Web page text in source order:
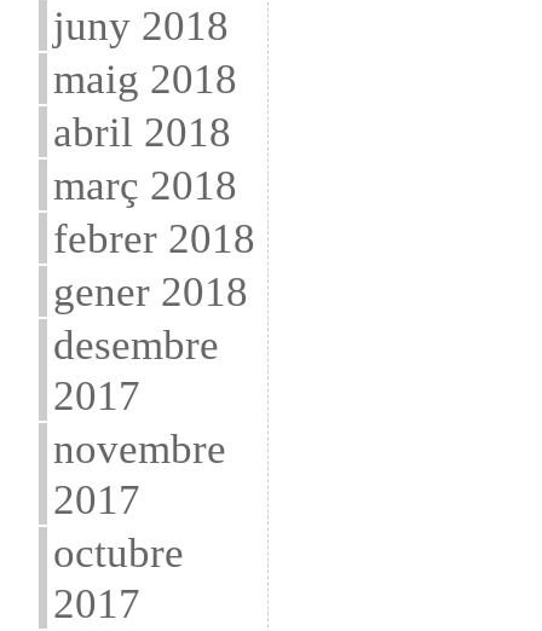
juny 2018
maig 2018
abril 2018
març 2018
febrer 2018
gener 2018
desembre
2017
novembre
2017
octubre
2017